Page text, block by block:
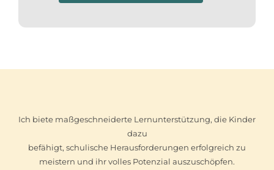
Ich biete maßgeschneiderte Lernunterstützung, die Kinder
dazu
befähigt, schulische Herausforderungen erfolgreich zu
meistern und ihr volles Potenzial auszuschöpfen.